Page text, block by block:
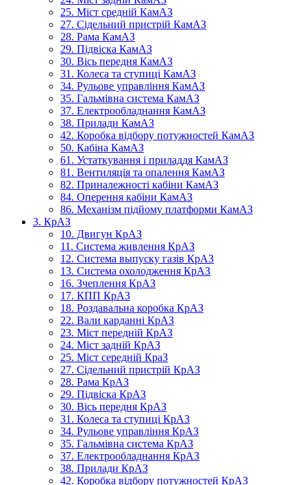
25. Міст средній КамАЗ
27. Сідельний пристрій КамАЗ
28. Рама КамАЗ
29. Підвіска КамАЗ
30. Вісь передня КамАЗ
31. Колеса та ступиці КамАЗ
34. Рульове управління КамАЗ
35. Гальмівна система КамАЗ
37. Електрообладнання КамАЗ
38. Прилади КамАЗ
42. Коробка відбору потужностей КамАЗ
50. Кабіна КамАЗ
61. Устаткування і приладдя КамАЗ
81. Вентиляція та опалення КамАЗ
82. Приналежності кабіни КамАЗ
84. Оперення кабіни КамАЗ
86. Механізм підйому платформи КамАЗ
3. КрАЗ
10. Двигун КрАЗ
11. Система живлення КрАЗ
12. Система выпуску газів КрАЗ
13. Система охолодження КрАЗ
16. Зчеплення КрАЗ
17. КПП КрАЗ
18. Роздавальна коробка КрАЗ
22. Вали карданні КрАЗ
23. Міст передній КрАЗ
24. Міст задній КрАЗ
25. Міст середній КраЗ
27. Сідельний пристрій КрАЗ
28. Рама КрАЗ
29. Підвіска КрАЗ
30. Вісь передня КрАЗ
31. Колеса та ступиці КрАЗ
34. Рульове управління КрАЗ
35. Гальмівна система КрАЗ
37. Електрообладнання КрАЗ
38. Прилади КрАЗ
42. Коробка відбору потужностей КрАЗ